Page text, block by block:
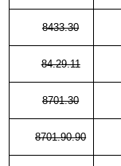
8433.30
84.29.11
8701.30
8701.90.90